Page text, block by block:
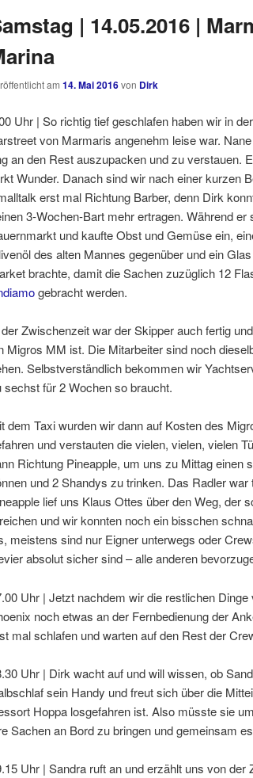
| 14.05.2016 |
am 14. Mai 2016von Dirk
Uhr | So richtig tief geschlafen haben wir in der
von Marmaris angenehm leise war.
an den Rest auszupacken und zu verstauen.
Wunder. Danach sind wir nach einer kurzen
erst mal Richtung Barber, denn Dirk
3-Wochen-Bart mehr ertragen. Während
und kaufte Obst und Gemüse ein,
des alten Mannes gegenüber und ein
brachte, damit die Sachen zuzüglich 12
gebracht werden.
Zwischenzeit war der Skipper auch fertig
Migros MM ist. Die Mitarbeiter sind noch
Selbstverständlich bekommen wir
sechst für 2 Wochen so braucht.
dem Taxi wurden wir dann auf Kosten des
und verstauten die vielen, vielen, vielen
Richtung Pineapple, um uns zu Mittag einen
und 2 Shandys zu trinken. Das Radler
lief uns Klaus Ottes über den Weg, der
und wir konnten noch ein bisschen
meistens sind nur Eigner unterwegs oder
absolut sicher sind – alle anderen
Uhr | Jetzt nachdem wir die restlichen
noch etwas an der Fernbedienung der
mal schlafen und warten auf den Rest der
Uhr | Dirk wacht auf und will wissen, ob
sein Handy und freut sich über die
Hoppa losgefahren ist. Also müsste sie
Sachen an Bord zu bringen und gemeinsam
Uhr | Sandra ruft an und erzählt uns von